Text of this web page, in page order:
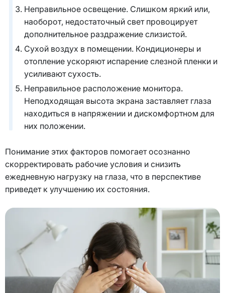
Неправильное освещение. Слишком яркий или,
наоборот, недостаточный свет провоцирует
дополнительное раздражение слизистой.
Сухой воздух в помещении. Кондиционеры и
отопление ускоряют испарение слезной пленки и
усиливают сухость.
Неправильное расположение монитора.
Неподходящая высота экрана заставляет глаза
находиться в напряжении и дискомфортном для
них положении.
Понимание этих факторов помогает осознанно
скорректировать рабочие условия и снизить
ежедневную нагрузку на глаза, что в перспективе
приведет к улучшению их состояния.